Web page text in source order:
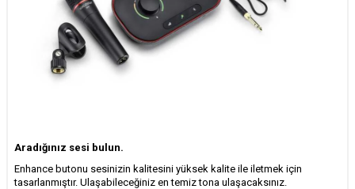
Aradığınız sesi bulun.
Enhance butonu sesinizin kalitesini yüksek kalite ile iletmek için
tasarlanmıştır. Ulaşabileceğiniz en temiz tona ulaşacaksınız.